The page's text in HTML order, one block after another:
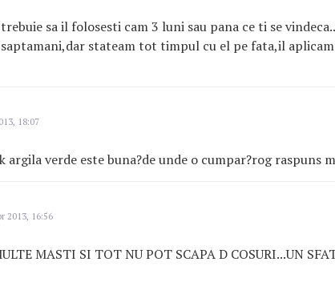
sa il folosesti cam 3 luni sau pana ce ti se
stateam tot timpul cu el pe fata,il
18:07
argila verde este buna?de unde o cumpar?rog raspuns
2013, 16:56
MASTI SI TOT NU POT SCAPA D COSURI...UN